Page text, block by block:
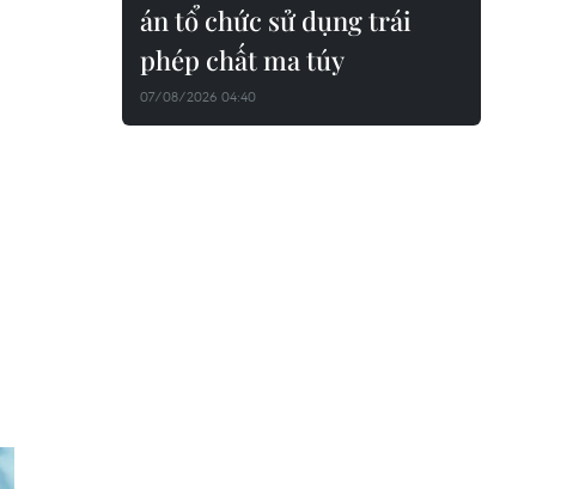
án tổ chức sử dụng trái
phép chất ma túy
07/08/2026 04:40